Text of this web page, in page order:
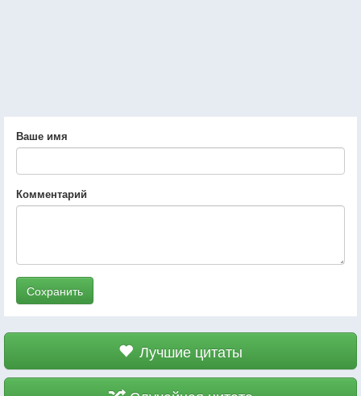
Ваше имя
Комментарий
Сохранить
Лучшие цитаты